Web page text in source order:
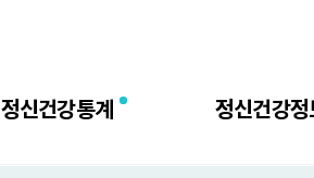
정신건강통계 정신건강정